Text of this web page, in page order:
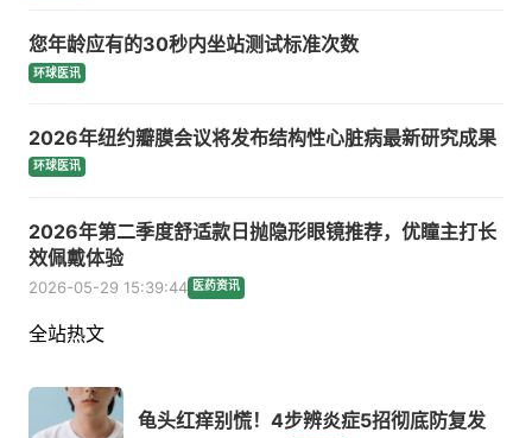
您年龄应有的30秒内坐站测试标准次数
环球医讯
2026年纽约瓣膜会议将发布结构性心脏病最新研究成果
环球医讯
2026年第二季度舒适款日抛隐形眼镜推荐，优瞳主打长
效佩戴体验
2026-05-29 15:39:44 医药资讯
全站热文
龟头红痒别慌！4步辨炎症5招彻底防复发